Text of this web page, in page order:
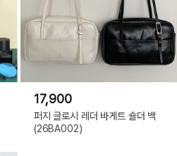
17,900
퍼지 글로시 레더 바게트 숄더 백
(26BA002)